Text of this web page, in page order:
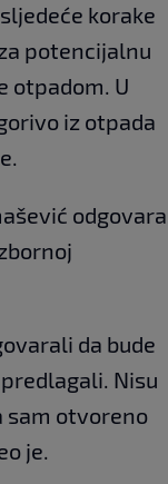
korake
potencijalnu
otpadom. U
iz otpada
odgovara
da bude
Nisu
sam otvoreno
je.